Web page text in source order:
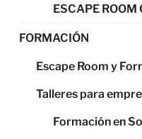
ESCAPE
FORMACIÓN
Escape Room y
Talleres para
Formación en